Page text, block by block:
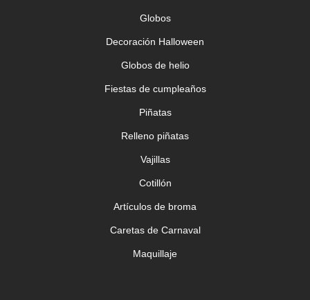
Globos
Decoración Halloween
Globos de helio
Fiestas de cumpleaños
Piñatas
Relleno piñatas
Vajillas
Cotillón
Artículos de broma
Caretas de Carnaval
Maquillaje